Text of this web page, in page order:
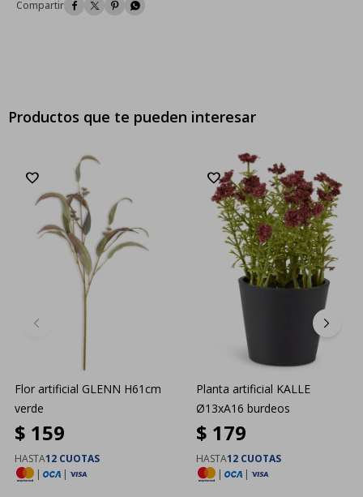
   
Productos que te pueden interesar
Flor artificial GLENN H61cm
verde
$ 159
HASTA12 CUOTAS
|
|
Planta artificial KALLE
Ø13xA16 burdeos
$ 179
HASTA12 CUOTAS
|
|